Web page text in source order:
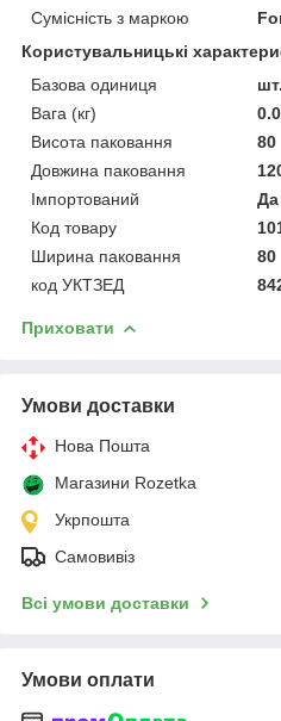
Сумісність з маркою
Користувальницькі
Базова одиниця
шт.
Вага (кг)
Висота паковання
80
Довжина паковання
Імпортований
Да
Код товару
Ширина паковання
80
код УКТЗЕД
Приховати
Умови доставки
Нова Пошта
Магазини Rozetka
Укрпошта
Самовивіз
Всі умови доставки
Умови оплати